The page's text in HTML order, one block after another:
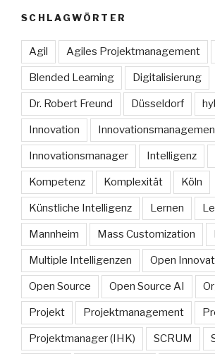
SCHLAGWÖRTER
Agil Agiles Projektmanagement
Blended Learning Digitalisierung
Dr. Robert Freund Düsseldorf
Innovation
Innovationsmanager Intelligenz
Kompetenz Komplexität Köln
Künstliche Intelligenz Lernen
Mannheim Mass Customization
Multiple Intelligenzen Open
Open Source Open Source AI
Projekt Projektmanagement
Projektmanager (IHK) SCRUM